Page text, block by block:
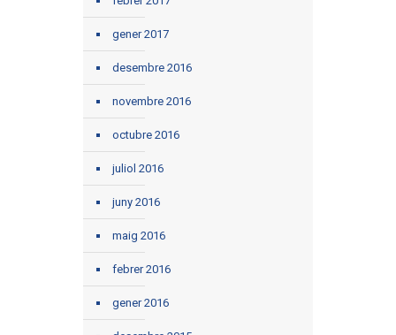
gener 2017
desembre 2016
novembre 2016
octubre 2016
juliol 2016
juny 2016
maig 2016
febrer 2016
gener 2016